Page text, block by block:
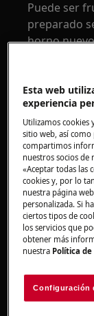
Puede ser
preparado
horno
disponen
ciertas
receta. Este
utiliza un
horno de
Cuando se
útil seguir
disponibles
Su
antes.
Esta web
experiencia
Utilizamos cookies
sitio web, así
compartimos
nuestros socios de
«Aceptar todas las
cookies y, por lo
nuestra página
personalizada. Si
ciertos tipos de
los servicios que
obtener más
nuestra Política
Configuración